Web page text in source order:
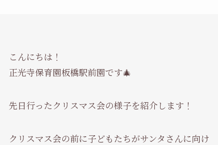
こんにちは！
正光寺保育園板橋駅前園です🎄
先日行ったクリスマス会の様子を紹介します！
クリスマス会の前に子どもたちがサンタさんに向け